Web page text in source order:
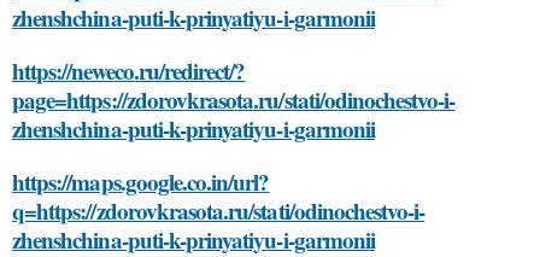
zhenshchina-puti-k-prinyatiyu-i-garmonii
https://neweco.ru/redirect/?
page=https://zdorovkrasota.ru/stati/odinochestvo-i-
zhenshchina-puti-k-prinyatiyu-i-garmonii
https://maps.google.co.in/url?
q=https://zdorovkrasota.ru/stati/odinochestvo-i-
zhenshchina-puti-k-prinyatiyu-i-garmonii